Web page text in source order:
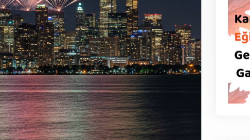
Haberler
Deneyim
Yaşam
Yazarlarımız